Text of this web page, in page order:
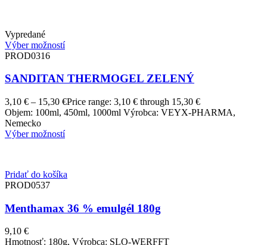
Vypredané
Výber možností
PROD0316
SANDITAN THERMOGEL ZELENÝ
3,10 € – 15,30 €Price range: 3,10 € through 15,30 €
Objem: 100ml, 450ml, 1000ml Výrobca: VEYX-PHARMA,
Nemecko
Výber možností
Pridať do košíka
PROD0537
Menthamax 36 % emulgél 180g
9,10 €
Hmotnosť: 180g, Výrobca: SLO-WERFFT